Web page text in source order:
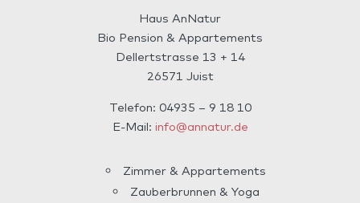
Haus AnNatur
Bio Pension & Appartements
Dellertstrasse 13 + 14
26571 Juist
Telefon: 04935 – 9 18 10
E-Mail: info@annatur.de
Zimmer & Appartements
Zauberbrunnen & Yoga